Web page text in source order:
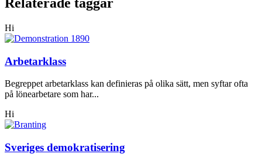
Hi
Arbetarklass
Begreppet arbetarklass kan definieras på olika sätt, men syftar ofta
på lönearbetare som har...
Hi
Sveriges demokratisering